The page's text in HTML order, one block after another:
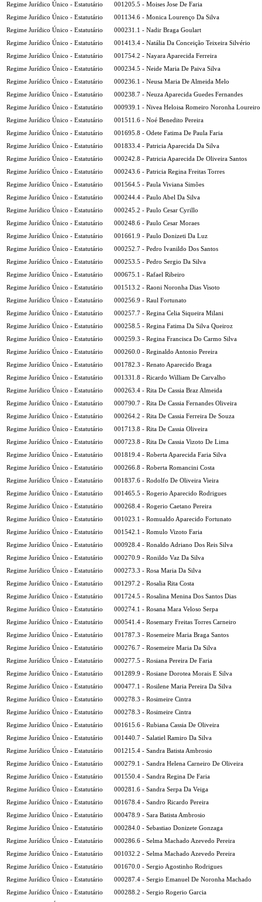
Regime Jurídico Único - Estatutário
001205.5 - Moises Jose De Faria
Regime Jurídico Único - Estatutário
001134.6 - Monica Lourenço Da Silva
Regime Jurídico Único - Estatutário
000231.1 - Nadir Braga Goulart
Regime Jurídico Único - Estatutário
001413.4 - Natália Da Conceição Teixeira Silvério
Regime Jurídico Único - Estatutário
001754.2 - Nayara Aparecida Ferreira
Regime Jurídico Único - Estatutário
000234.5 - Neide Maria De Paiva Silva
Regime Jurídico Único - Estatutário
000236.1 - Neusa Maria De Almeida Melo
Regime Jurídico Único - Estatutário
000238.7 - Neuza Aparecida Guedes Fernandes
Regime Jurídico Único - Estatutário
000939.1 - Nivea Heloisa Romeiro Noronha Loureiro
Regime Jurídico Único - Estatutário
001511.6 - Noé Benedito Pereira
Regime Jurídico Único - Estatutário
001695.8 - Odete Fatima De Paula Faria
Regime Jurídico Único - Estatutário
001833.4 - Patricia Aparecida Da Silva
Regime Jurídico Único - Estatutário
000242.8 - Patricia Aparecida De Oliveira Santos
Regime Jurídico Único - Estatutário
000243.6 - Patricia Regina Freitas Torres
Regime Jurídico Único - Estatutário
001564.5 - Paula Viviana Simões
Regime Jurídico Único - Estatutário
000244.4 - Paulo Abel Da Silva
Regime Jurídico Único - Estatutário
000245.2 - Paulo Cesar Cyrillo
Regime Jurídico Único - Estatutário
000248.6 - Paulo Cesar Moraes
Regime Jurídico Único - Estatutário
001661.9 - Paulo Donizeti Da Luz
Regime Jurídico Único - Estatutário
000252.7 - Pedro Ivanildo Dos Santos
Regime Jurídico Único - Estatutário
000253.5 - Pedro Sergio Da Silva
Regime Jurídico Único - Estatutário
000675.1 - Rafael Ribeiro
Regime Jurídico Único - Estatutário
001513.2 - Raoni Noronha Dias Visoto
Regime Jurídico Único - Estatutário
000256.9 - Raul Fortunato
Regime Jurídico Único - Estatutário
000257.7 - Regina Celia Siqueira Milani
Regime Jurídico Único - Estatutário
000258.5 - Regina Fatima Da Silva Queiroz
Regime Jurídico Único - Estatutário
000259.3 - Regina Francisca Do Carmo Silva
Regime Jurídico Único - Estatutário
000260.0 - Reginaldo Antonio Pereira
Regime Jurídico Único - Estatutário
001782.3 - Renato Aparecido Braga
Regime Jurídico Único - Estatutário
001331.8 - Ricardo William De Carvalho
Regime Jurídico Único - Estatutário
000263.4 - Rita De Cassia Braz Almeida
Regime Jurídico Único - Estatutário
000790.7 - Rita De Cassia Fernandes Oliveira
Regime Jurídico Único - Estatutário
000264.2 - Rita De Cassia Ferreira De Souza
Regime Jurídico Único - Estatutário
001713.8 - Rita De Cassia Oliveira
Regime Jurídico Único - Estatutário
000723.8 - Rita De Cassia Vizoto De Lima
Regime Jurídico Único - Estatutário
001819.4 - Roberta Aparecida Faria Silva
Regime Jurídico Único - Estatutário
000266.8 - Roberta Romancini Costa
Regime Jurídico Único - Estatutário
001837.6 - Rodolfo De Oliveira Vieira
Regime Jurídico Único - Estatutário
001465.5 - Rogerio Aparecido Rodrigues
Regime Jurídico Único - Estatutário
000268.4 - Rogerio Caetano Pereira
Regime Jurídico Único - Estatutário
001023.1 - Romualdo Aparecido Fortunato
Regime Jurídico Único - Estatutário
001542.1 - Romulo Vizoto Faria
Regime Jurídico Único - Estatutário
000928.4 - Ronaldo Adriano Dos Reis Silva
Regime Jurídico Único - Estatutário
000270.9 - Ronildo Vaz Da Silva
Regime Jurídico Único - Estatutário
000273.3 - Rosa Maria Da Silva
Regime Jurídico Único - Estatutário
001297.2 - Rosalia Rita Costa
Regime Jurídico Único - Estatutário
001724.5 - Rosalina Menina Dos Santos Dias
Regime Jurídico Único - Estatutário
000274.1 - Rosana Mara Veloso Serpa
Regime Jurídico Único - Estatutário
000541.4 - Rosemary Freitas Torres Carneiro
Regime Jurídico Único - Estatutário
001787.3 - Rosemeire Maria Braga Santos
Regime Jurídico Único - Estatutário
000276.7 - Rosemeire Maria Da Silva
Regime Jurídico Único - Estatutário
000277.5 - Rosiana Pereira De Faria
Regime Jurídico Único - Estatutário
001289.9 - Rosiane Dorotea Morais E Silva
Regime Jurídico Único - Estatutário
000477.1 - Rosilene Maria Pereira Da Silva
Regime Jurídico Único - Estatutário
000278.3 - Rosimeire Cintra
Regime Jurídico Único - Estatutário
000278.3 - Rosimeire Cintra
Regime Jurídico Único - Estatutário
001615.6 - Rubiana Cassia De Oliveira
Regime Jurídico Único - Estatutário
001440.7 - Salatiel Ramiro Da Silva
Regime Jurídico Único - Estatutário
001215.4 - Sandra Batista Ambrosio
Regime Jurídico Único - Estatutário
000279.1 - Sandra Helena Carneiro De Oliveira
Regime Jurídico Único - Estatutário
001550.4 - Sandra Regina De Faria
Regime Jurídico Único - Estatutário
000281.6 - Sandra Serpa Da Veiga
Regime Jurídico Único - Estatutário
001678.4 - Sandro Ricardo Pereira
Regime Jurídico Único - Estatutário
000478.9 - Sara Batista Ambrosio
Regime Jurídico Único - Estatutário
000284.0 - Sebastiao Donizete Gonzaga
Regime Jurídico Único - Estatutário
000286.6 - Selma Machado Azevedo Pereira
Regime Jurídico Único - Estatutário
001032.2 - Selma Machado Azevedo Pereira
Regime Jurídico Único - Estatutário
001670.0 - Sergio Agostinho Rodrigues
Regime Jurídico Único - Estatutário
000287.4 - Sergio Emanuel De Noronha Machado
Regime Jurídico Único - Estatutário
000288.2 - Sergio Rogerio Garcia